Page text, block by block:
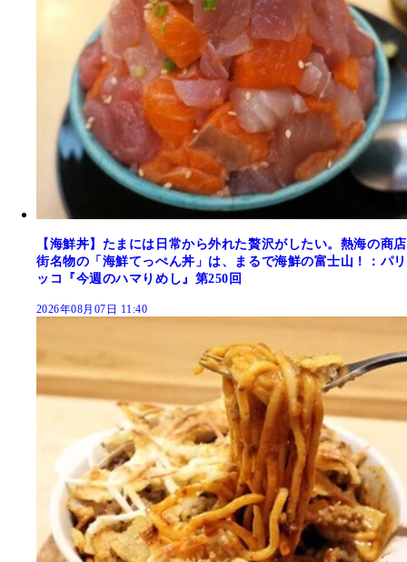
【海鮮丼】たまには日常から外れた贅沢がしたい。熱海の商店
街名物の「海鮮てっぺん丼」は、まるで海鮮の富士山！：パリ
ッコ『今週のハマりめし』第250回
2026年08月07日 11:40